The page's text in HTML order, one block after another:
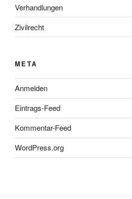
Verhandlungen
Zivilrecht
META
Anmelden
Eintrags-Feed
Kommentar-Feed
WordPress.org